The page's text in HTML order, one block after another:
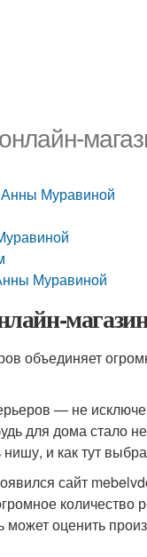
Анны Муравиной
Муравиной
объединяет
— не
для дома стало
и как тут
сайт
количество
оценить